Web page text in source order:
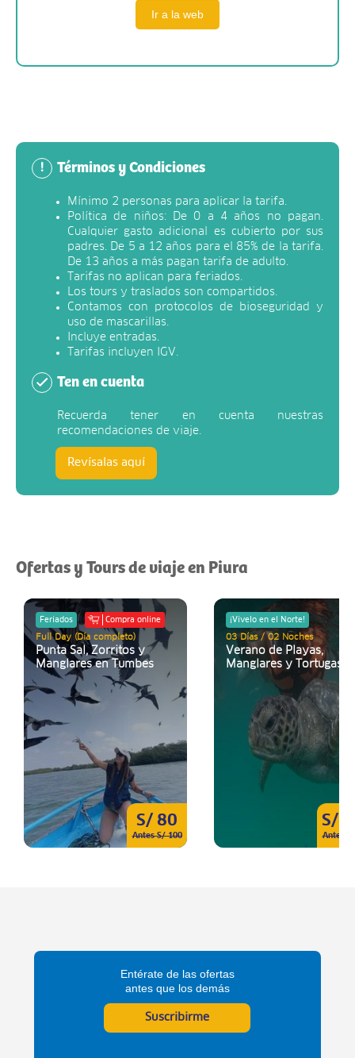
Ir a la web
! Términos y Condiciones
Mínimo 2 personas para aplicar la tarifa.
Política de niños: De 0 a 4 años no pagan.
Cualquier gasto adicional es cubierto por sus
padres. De 5 a 12 años para el 85% de la tarifa.
De 13 años a más pagan tarifa de adulto.
Tarifas no aplican para feriados.
Los tours y traslados son compartidos.
Contamos con protocolos de bioseguridad y
uso de mascarillas.
Incluye entradas.
Tarifas incluyen IGV.
Ten en cuenta
Recuerda tener en cuenta nuestras
recomendaciones de viaje.
Revísalas aquí
Ofertas y Tours de viaje en Piura
S/ 80
Antes S/ 100
Feriados Compra online
Full Day (Día completo)
Punta Sal, Zorritos y
Manglares en Tumbes
S/
Antes
¡Vívelo en el Norte!
03 Días / 02 Noches
Verano de Playas,
Manglares y Tortugas
Entérate de las ofertas
antes que los demás
Suscribirme